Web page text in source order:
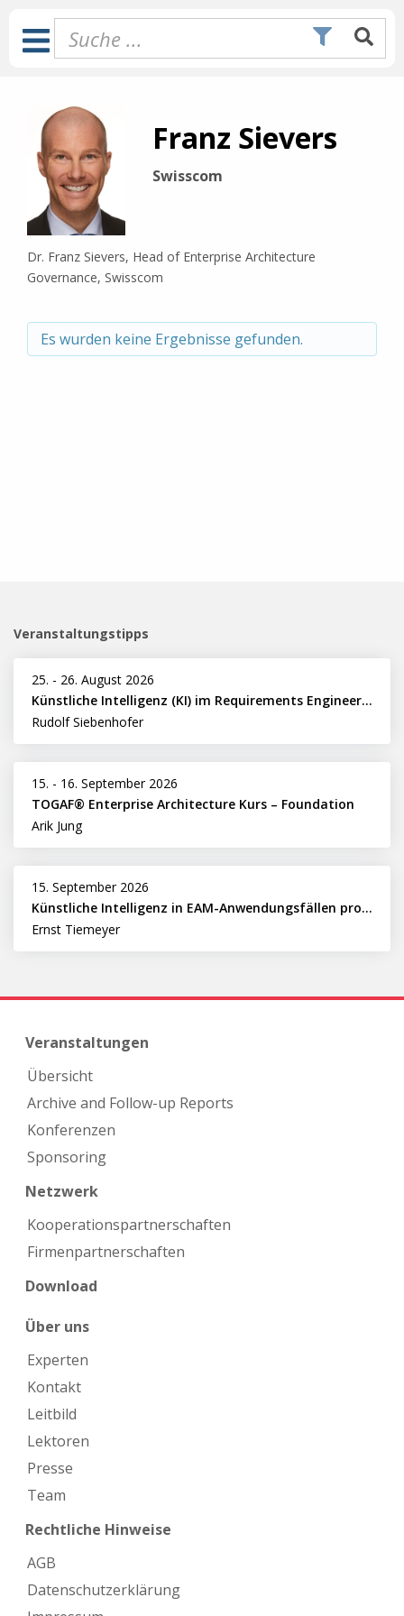
Inhalt
springen
Toggle
Navigation
Franz Sievers
Swisscom
Dr. Franz Sievers, Head of Enterprise Architecture
Governance, Swisscom
Es wurden keine Ergebnisse gefunden.
Veranstaltungstipps
25. - 26. August 2026
Künstliche Intelligenz (KI) im Requirements Engineering erfolgreich einsetzen
Rudolf Siebenhofer
15. - 16. September 2026
TOGAF® Enterprise Architecture Kurs – Foundation
Arik Jung
15. September 2026
Künstliche Intelligenz in EAM-Anwendungsfällen professionell nutzen
Ernst Tiemeyer
Veranstaltungen
Übersicht
Archive and Follow-up Reports
Konferenzen
Sponsoring
Netzwerk
Kooperations­partnerschaften
Firmen­partnerschaften
Download
Über uns
Experten
Kontakt
Leitbild
Lektoren
Presse
Team
Rechtliche Hinweise
AGB
Datenschutzerklärung